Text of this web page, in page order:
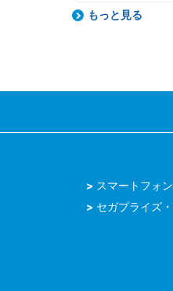
もっと見る
スマートフォ
セガプライズ